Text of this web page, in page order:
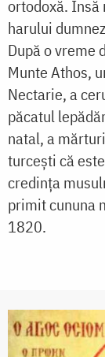
ortodoxă.
harului
După o vreme
Munte Athos,
Nectarie, a
păcatul
natal, a
turcești că
credința
primit cununa
1820.